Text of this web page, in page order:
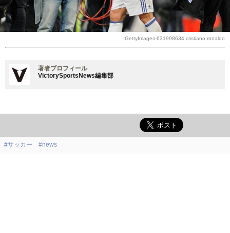
GettyImages-631998634 cristiano ronaldo
著者プロフィール
VictorySportsNews編集部
#サッカー #news